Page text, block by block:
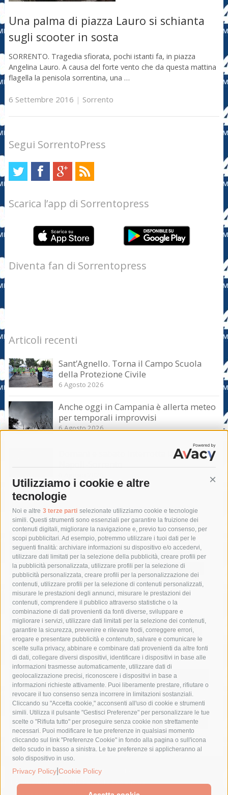
Utilizziamo i cookie e altre
tecnologie
Noi e altre 3 terze parti selezionate utilizziamo cookie e tecnologie
simili. Questi strumenti sono essenziali per garantire la fruizione dei
contenuti digitali, migliorare la navigazione e, previo tuo consenso, per
scopi pubblicitari. Ad esempio, potremmo utilizzare i tuoi dati per le
seguenti finalità: archiviare informazioni su dispositivo e/o accedervi,
utilizzare dati limitati per la selezione della pubblicità, creare profili per
la pubblicità personalizzata, utilizzare profili per la selezione di
pubblicità personalizzata, creare profili per la personalizzazione dei
contenuti, utilizzare profili per la selezione di contenuti personalizzati,
misurare le prestazioni degli annunci, misurare le prestazioni dei
contenuti, comprendere il pubblico attraverso statistiche o la
combinazione di dati provenienti da fonti diverse, sviluppare e
migliorare i servizi, utilizzare dati limitati per la selezione dei contenuti,
garantire la sicurezza, prevenire e rilevare frodi, correggere errori,
erogare e presentare pubblicità e contenuto, salvare e comunicare le
scelte sulla privacy, abbinare e combinare dati provenienti da altre fonti
di dati, collegare diversi dispositivi, identificare i dispositivi in base alle
informazioni trasmesse automaticamente, utilizzare dati di
geolocalizzazione precisi, riconoscere i dispositivi in base a
informazioni richieste attivamente. Puoi liberamente prestare, rifiutare o
revocare il tuo consenso senza incorrere in limitazioni sostanziali.
Cliccando su "Accetta cookie," acconsenti all'uso di cookie e strumenti
simili. Utilizza il pulsante "Gestisci Preferenze" per personalizzare le tue
scelte o "Rifiuta tutto" per proseguire senza cookie non strettamente
necessari. Puoi modificare le tue preferenze in qualsiasi momento
cliccando sul link "Preferenze Cookie" in fondo alla pagina o sull'icona
dello scudo in basso a sinistra. Le tue preferenze si applicheranno al
solo dispositivo in uso.
Privacy Policy Cookie Policy
Una palma di piazza Lauro si schianta
sugli scooter in sosta
SORRENTO. Tragedia sfiorata, pochi istanti fa, in piazza
Angelina Lauro. A causa del forte vento che da questa mattina
flagella la penisola sorrentina, una …
6 Settembre 2016 | Sorrento
Segui SorrentoPress
Scarica l’app di Sorrentopress
Diventa fan di Sorrentopress
Articoli recenti
Sant’Agnello. Torna il Campo Scuola
della Protezione Civile
6 Agosto 2026
Anche oggi in Campania è allerta meteo
per temporali improvvisi
6 Agosto 2026
Domani e sabato interrotta la linea Eav
Tag
acqua allerta meteo
anas
area marina protetta di punta campanella
arresto
Asl Napoli 3 sud
capitaneria di porto capri
carabinieri
castellammare di stabia
circumvesuviana
comune di sorrento
concerto
contagi
costiera amalfitana
covid-19 eav
elezioni
fondazione sorrento
gori guardia costiera
incidente
lavori
lorenzo balducelli mare
massa lubrense
massimo coppola
Meta napoli
ordinanza
penisola sorrentina
piano di sorrento
polizia municipale
protezione civile
Regione Campania
sant'agnello
sindaco cuomo
sorrento studenti temporali
treni
turismo
Vico Equense villa fiorentino vincenzo de luca
© 2015 SorrentoPress. All rights reserved.
Il giornale online della Penisola Sorrentina